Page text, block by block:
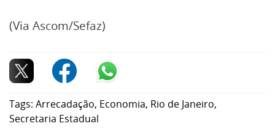
(Via Ascom/Sefaz)
Tags: Arrecadação, Economia, Rio de Janeiro,
Secretaria Estadual